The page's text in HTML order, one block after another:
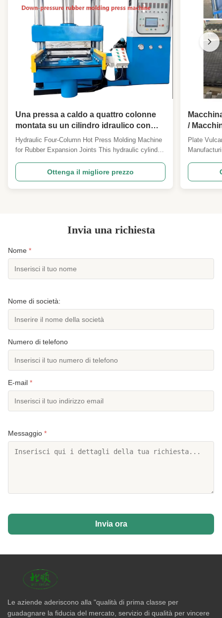
Una pressa a caldo a quattro colonne
montata su un cilindro idraulico con
una piastra calda che può essere
riscaldata o raffreddata dall'acqua viene
dilatazione in gomma.
Hydraulic Four-Column Hot Press Molding Machine
for Rubber Expansion Joints This hydraulic cylinder-
features water-heated/cooled hot plates and is
specifically designed for manufacturing high-quality
rubber expansion joints. The machine utilizes
Ottenga il migliore prezzo
/
in
Plate
Machine,
rubber
of rubber
Invia una richiesta
Nome *
Nome di società:
Numero di telefono
E-mail *
Messaggio *
Invia ora
Le aziende aderiscono alla "qualità di prima classe per
guadagnare la fiducia del mercato, servizio di qualità per vincere